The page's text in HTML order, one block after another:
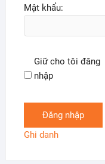
Mật khẩu:
Giữ cho tôi đăng
nhập
Đăng nhập
Ghi danh